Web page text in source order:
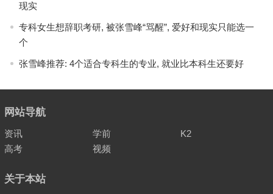
现实
专科女生想辞职考研, 被张雪峰“骂醒”, 爱好和现实只能选一
个
张雪峰推荐: 4个适合专科生的专业, 就业比本科生还要好
网站导航
资讯 学前
K2
高考
视频
关于本站